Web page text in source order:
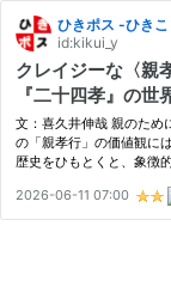
ひきポス -ひき
id:kikui_y
クレイジーな〈親
『二十四孝』の
『本朝二十不孝』
文：喜久井伸哉 親のため
の「親孝行」の価値観に
歴史をひもとくと、象徴
リーを載せたものだ。以
い…
2026-06-11 07:00